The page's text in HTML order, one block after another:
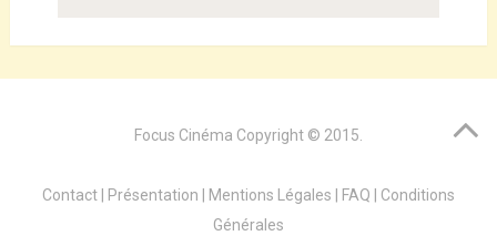
Focus Cinéma Copyright © 2015.
Contact Présentation Mentions Légales FAQ
Conditions
Générales